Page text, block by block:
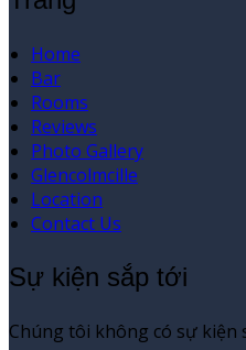
Home
Bar
Rooms
Reviews
Photo Gallery
Glencolmcille
Location
Contact Us
Sự kiện sắp tới
Chúng tôi không có sự kiện